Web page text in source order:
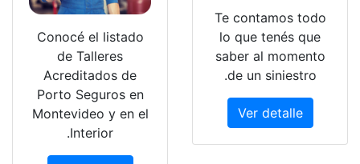
Conocé el
de
Porto
Montevideo y
Interior.